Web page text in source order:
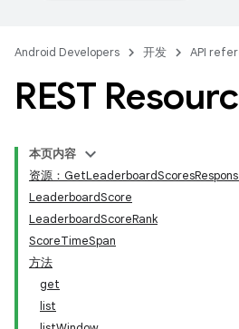
Android Developers 开发 API
REST
本页内容
资源：
LeaderboardScore
LeaderboardScoreRank
ScoreTimeSpan
方法
get
list